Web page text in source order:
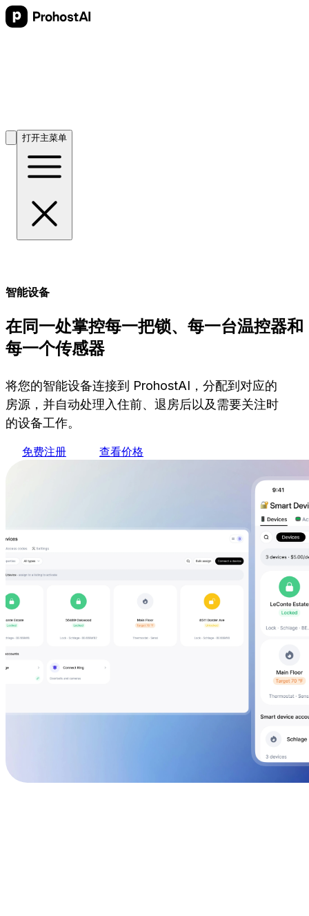
打开主菜单
智能设备
在同一处掌控每一把锁、每一台温控器和
每一个传感器
将您的智能设备连接到 ProhostAI，分配到对应的
房源，并自动处理入住前、退房后以及需要关注时
的设备工作。
免费注册 查看价格